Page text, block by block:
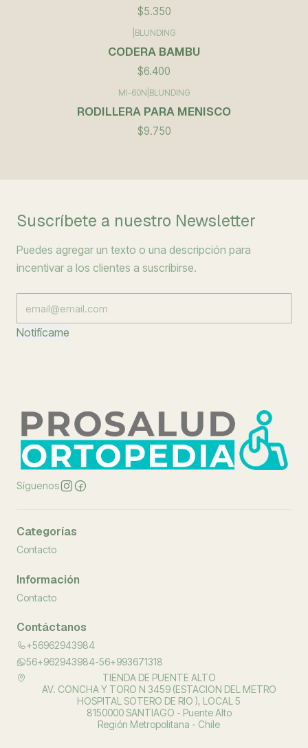
$5.350
BLUNDING
CODERA BAMBU
$6.400
MI-60N BLUNDING
RODILLERA PARA MENISCO
$9.750
Suscríbete a nuestro Newsletter
Puedes agregar un texto o una descripción para
incentivar a los clientes a suscribirse.
Notifícame
Síguenos
Categorías
Contacto
Información
Contacto
Contáctanos
+56962943984
56+962943984-56+993671318
TIENDA DE PUENTE ALTO
AV. CONCHA Y TORO N 3459 (ESTACION DEL METRO
HOSPITAL SOTERO DE RIO ), LOCAL 5
8150000 SANTIAGO - Puente Alto
Región Metropolitana - Chile